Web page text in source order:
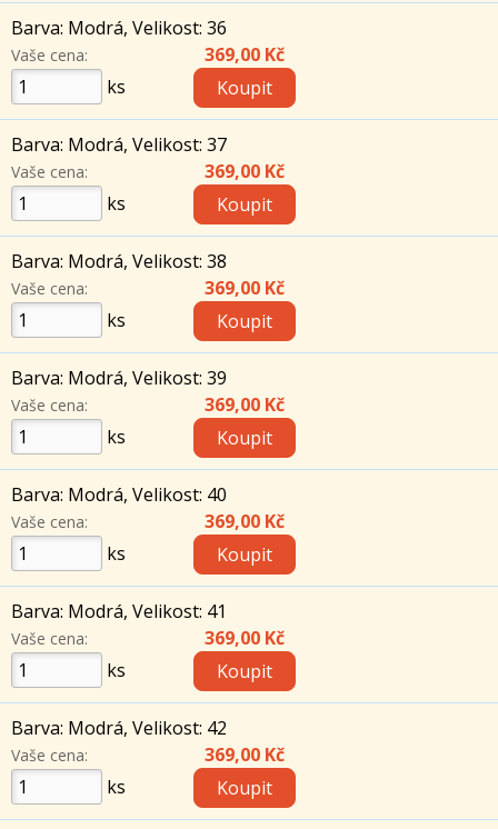
Barva: Modrá, Velikost: 36
Vaše cena:
ks
369,00 Kč
Barva: Modrá, Velikost: 37
Vaše cena:
ks
369,00 Kč
Barva: Modrá, Velikost: 38
Vaše cena:
ks
369,00 Kč
Barva: Modrá, Velikost: 39
Vaše cena:
ks
369,00 Kč
Barva: Modrá, Velikost: 40
Vaše cena:
ks
369,00 Kč
Barva: Modrá, Velikost: 41
Vaše cena:
ks
369,00 Kč
Barva: Modrá, Velikost: 42
Vaše cena:
ks
369,00 Kč